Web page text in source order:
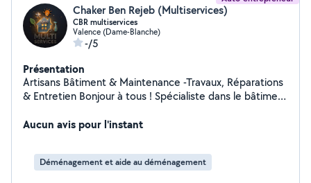
Chaker Ben Rejeb (Multiservices)
CBR multiservices
Valence (Dame-Blanche)
-/5
Présentation
Artisans Bâtiment & Maintenance -Travaux, Réparations
& Entretien Bonjour à tous ! Spécialiste dans le bâtiment
et mon savoir-faire à votre service pour tous vos
dépannage au quotidien.
Aucun avis pour l'instant
Déménagement et aide au déménagement